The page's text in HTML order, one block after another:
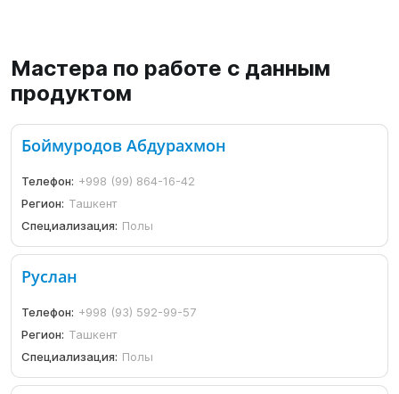
Мастера по работе с данным
продуктом
Боймуродов Абдурахмон
Телефон: +998 (99) 864-16-42
Регион: Ташкент
Специализация: Полы
Руслан
Телефон: +998 (93) 592-99-57
Регион: Ташкент
Специализация: Полы